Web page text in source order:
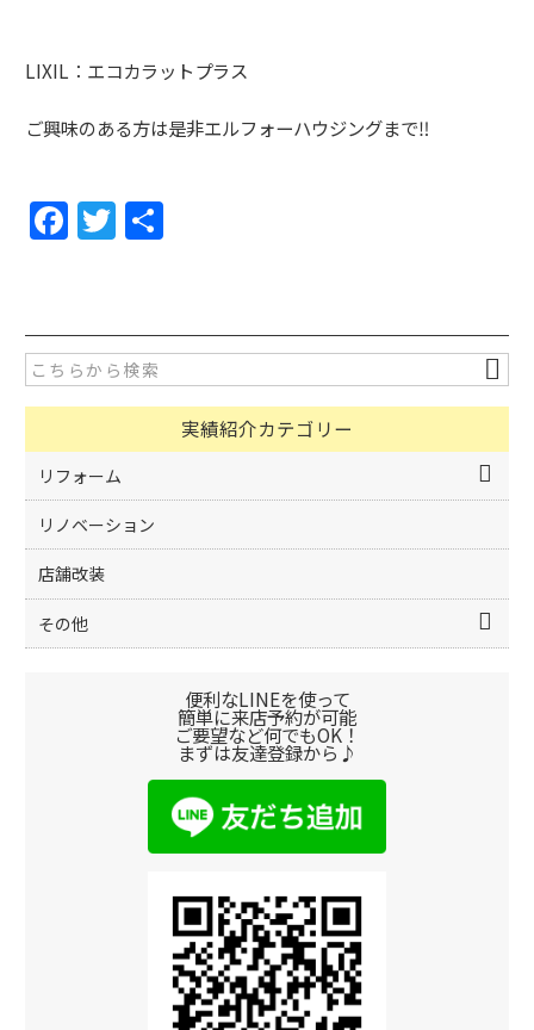
LIXIL：エコカラットプラス
ご興味のある方は是非エルフォーハウジングまで‼
F
a
e
b
o
o
k
T
w
er
実績紹介カテゴリー
リフォーム
リノベーション
店舗改装
その他
便利なLINEを使って
簡単に来店予約が可能
ご要望など何でもOK！
まずは友達登録から♪